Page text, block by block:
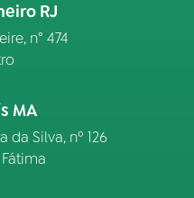
RJ
n° 474
MA
da Silva, nº 126